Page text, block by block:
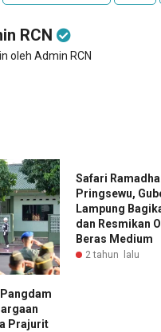
RCN
oleh Admin RCN
Prajurit
Safari
Pringsewu,
Lampung
dan Resmikan
Beras Medium
2 tahun lalu